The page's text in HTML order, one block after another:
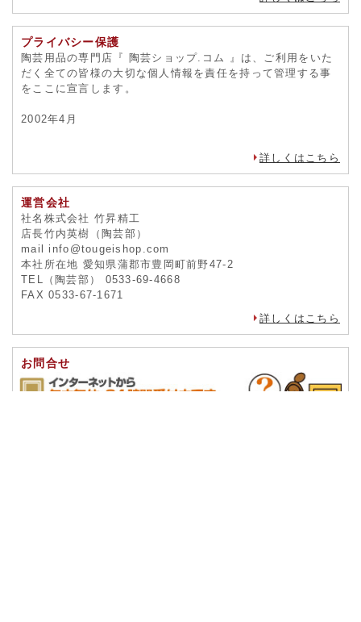
※返品・交換をお断りする場合もございます。
一度、 お問合せフォームよりご連絡ください。
詳しくはこちら
プライバシー保護
だく全ての皆様の大切な個人情報を責任を持って管理する事
2002年4月
運営会社
社名株式会社 竹昇精工
TEL（陶芸部） 0533-69-4668
FAX 0533-67-1671